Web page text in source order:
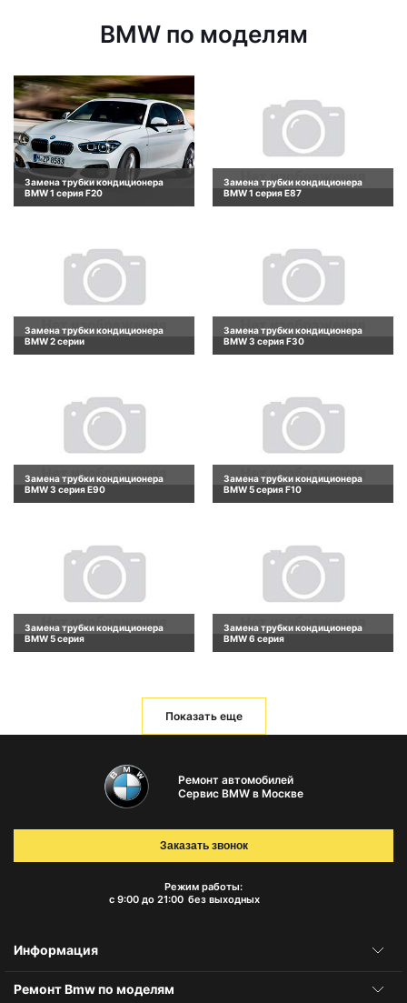
BMW по моделям
Замена трубки кондиционера
BMW 1 серия F20
Замена трубки кондиционера
BMW 1 серия E87
Замена трубки кондиционера
BMW 2 серии
Замена трубки кондиционера
BMW 3 серия F30
Замена трубки кондиционера
BMW 3 серия E90
Замена трубки кондиционера
BMW 5 серия F10
Замена трубки кондиционера
BMW 5 серия
Замена трубки кондиционера
BMW 6 серия
Показать еще
Ремонт автомобилей
Сервис BMW в Москве
Режим работы:
с 9:00 до 21:00 без выходных
Заказать звонок
Информация
Ремонт Bmw по моделям